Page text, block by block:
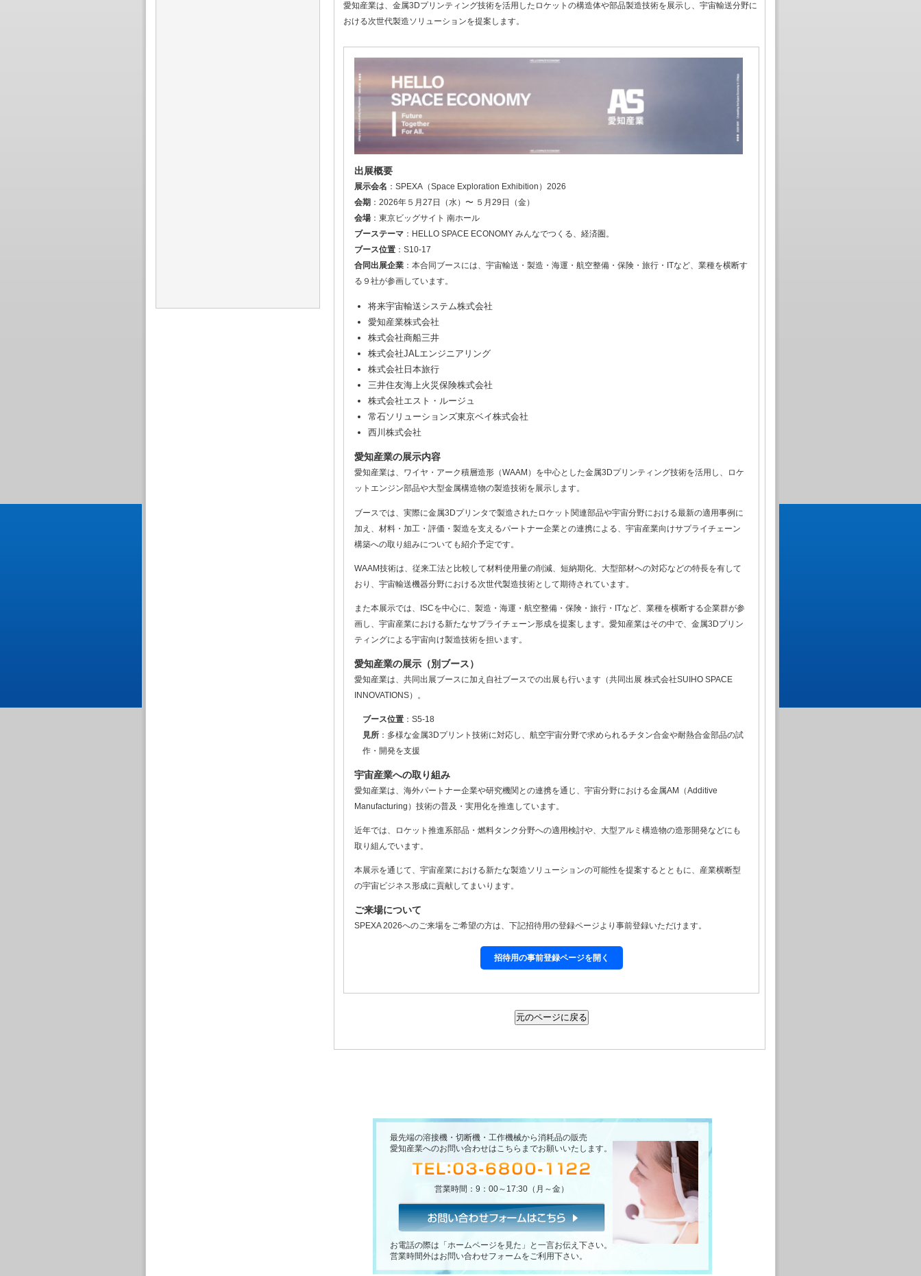
愛知産業は、金属3Dプリンティング技術を活用したロケットの構造体や部品製造技術を展示し、宇宙輸送分野に
おける次世代製造ソリューションを提案します。
出展概要
展示会名 ：SPEXA（Space Exploration Exhibition）2026
会期 ：2026年５月27日（水）〜 ５月29日（金）
会場 ：東京ビッグサイト 南ホール
ブーステーマ ：HELLO SPACE ECONOMY みんなでつくる、経済圏。
ブース位置 ：S10-17
合同出展企業 ：本合同ブースには、宇宙輸送・製造・海運・航空整備・保険・旅行・ITなど、業種を横断す
る９社が参画しています。
将来宇宙輸送システム株式会社
愛知産業株式会社
株式会社商船三井
株式会社JALエンジニアリング
株式会社日本旅行
三井住友海上火災保険株式会社
株式会社エスト・ルージュ
常石ソリューションズ東京ベイ株式会社
西川株式会社
愛知産業の展示内容
愛知産業は、ワイヤ・アーク積層造形（WAAM）を中心とした金属3Dプリンティング技術を活用し、ロケ
ットエンジン部品や大型金属構造物の製造技術を展示します。
ブースでは、実際に金属3Dプリンタで製造されたロケット関連部品や宇宙分野における最新の適用事例に
加え、材料・加工・評価・製造を支えるパートナー企業との連携による、宇宙産業向けサプライチェーン
構築への取り組みについても紹介予定です。
WAAM技術は、従来工法と比較して材料使用量の削減、短納期化、大型部材への対応などの特長を有して
おり、宇宙輸送機器分野における次世代製造技術として期待されています。
また本展示では、ISCを中心に、製造・海運・航空整備・保険・旅行・ITなど、業種を横断する企業群が参
画し、宇宙産業における新たなサプライチェーン形成を提案します。愛知産業はその中で、金属3Dプリン
ティングによる宇宙向け製造技術を担います。
愛知産業の展示（別ブース）
愛知産業は、共同出展ブースに加え自社ブースでの出展も行います（共同出展 株式会社SUIHO SPACE
INNOVATIONS）。
ブース位置 ：S5-18
見所 ：多様な金属3Dプリント技術に対応し、航空宇宙分野で求められるチタン合金や耐熱合金部品の試
作・開発を支援
宇宙産業への取り組み
愛知産業は、海外パートナー企業や研究機関との連携を通じ、宇宙分野における金属AM（Additive
Manufacturing）技術の普及・実用化を推進しています。
近年では、ロケット推進系部品・燃料タンク分野への適用検討や、大型アルミ構造物の造形開発などにも
取り組んでいます。
本展示を通じて、宇宙産業における新たな製造ソリューションの可能性を提案するとともに、産業横断型
の宇宙ビジネス形成に貢献してまいります。
ご来場について
SPEXA 2026へのご来場をご希望の方は、下記招待用の登録ページより事前登録いただけます。
招待用の事前登録ページを開く
最先端の溶接機・切断機・工作機械から消耗品の販売
愛知産業へのお問い合わせはこちらまでお願いいたします。
営業時間：9：00～17:30（月～金）
お電話の際は「ホームページを見た」と一言お伝え下さい。
営業時間外はお問い合わせフォームをご利用下さい。